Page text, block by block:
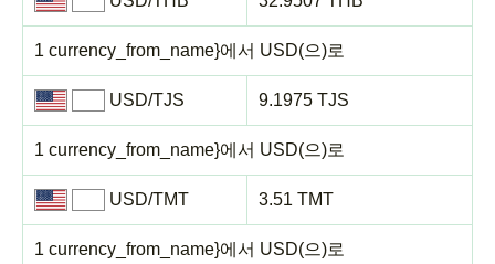
1 currency_from_name}에서 USD(으)로
USD/TJS
1 currency_from_name}에서 USD(으)로
9.1975 TJS
USD/TMT
1 currency_from_name}에서 USD(으)로
3.51 TMT